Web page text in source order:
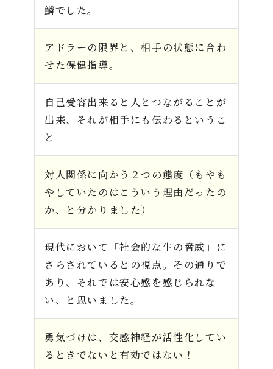
鱗でした。
アドラーの限界と、相手の状態に合わ
せた保健指導。
自己受容出来ると人とつながることが
出来、それが相手にも伝わるというこ
と
対人関係に向かう２つの態度（もやも
やしていたのはこういう理由だったの
か、と分かりました）
現代において「社会的な生の脅威」に
さらされているとの視点。その通りで
あり、それでは安心感を感じられな
い、と思いました。
勇気づけは、交感神経が活性化してい
るときでないと有効ではない！